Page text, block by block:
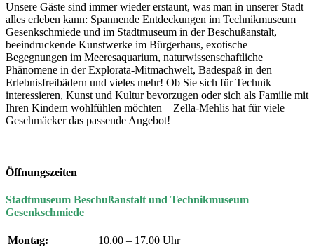
Unsere Gäste sind immer wieder erstaunt, was man in unserer Stadt
alles erleben kann: Spannende Entdeckungen im Technikmuseum
Gesenkschmiede und im Stadtmuseum in der Beschußanstalt,
beeindruckende Kunstwerke im Bürgerhaus, exotische
Begegnungen im Meeresaquarium, naturwissenschaftliche
Phänomene in der Explorata-Mitmachwelt, Badespaß in den
Erlebnisfreibädern und vieles mehr! Ob Sie sich für Technik
interessieren, Kunst und Kultur bevorzugen oder sich als Familie mit
Ihren Kindern wohlfühlen möchten – Zella-Mehlis hat für viele
Geschmäcker das passende Angebot!
Öffnungszeiten
Stadtmuseum Beschußanstalt und Technikmuseum
Gesenkschmiede
Montag:
10.00 – 17.00 Uhr